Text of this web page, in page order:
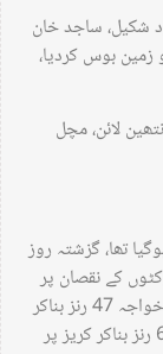
شکیل، ساجد خان
زمین بوس کردیا،
جوش ہیزل ووڈ میں 4 جبکہ نتھین لائن، مچل
تھا، گزشتہ روز
ہوئے آسٹریلیا نے اپنی پہلی اننگز میں 2 وکٹوں کے نقصان پر
116 رنز بنائے تھے۔ اوپنر ڈیوڈ وارنر 34 جبکہ عثمان خواجہ 47 رنز بناکر
آؤٹ ہوئے تھے۔ مارنس لبوشین 23 اور اسٹیو اسمتھ 6 رنز بناکر کریز پر